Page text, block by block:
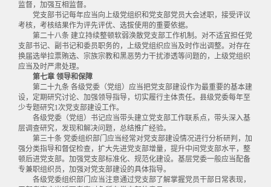
监督，加强互相监督。
党支部书记每年应当向上级党组织和党支部党员大会述职，接受评议
考核，考核结果作为评先评优、选拔使用的重要依据。
第二十八条 建立持续整顿软弱涣散党支部工作机制。对不适宜担任党
支部书记、副书记和委员职务的，上级党组织应当及时作出调整。对存在
换届选举拉票贿选、宗族宗教和黑恶势力干扰渗透等问题的，上级党组织
应当及时严肃处理。
第七章 领导和保障
第二十九条 各级党委（党组）应当把党支部建设作为最重要的基本建
设，定期研究讨论、加强领导指导，切实履行主体责任。县级党委每年至
少专题研究1次党支部建设工作。
各级党委（党组）书记应当带头建立党支部工作联系点，带头深入基
层调查研究，发现和解决问题，总结推广经验。
第三十条 党委组织部门应当经常对党支部建设情况进行分析研判，加
强分类指导和督促检查，扩大先进党支部增量，提升中间党支部水平，整
顿后进党支部。加强党支部标准化、规范化建设。基层党委一般应当配备
专兼职组织员，加强对党支部建设的具体指导。
各级党委组织部门应当注意通过党支部了解掌握党员干部日常表现，